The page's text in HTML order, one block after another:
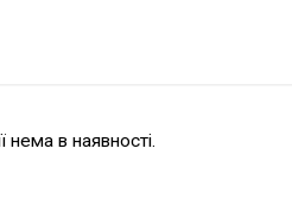
нема в наявності.